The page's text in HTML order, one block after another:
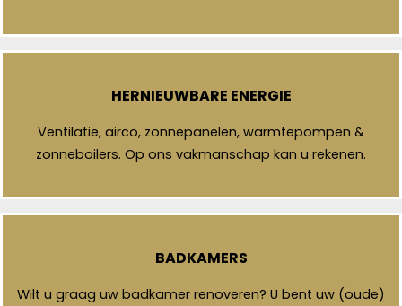
HERNIEUWBARE ENERGIE
Ventilatie, airco, zonnepanelen, warmtepompen &
zonneboilers. Op ons vakmanschap kan u rekenen.
BADKAMERS
Wilt u graag uw badkamer renoveren? U bent uw (oude)